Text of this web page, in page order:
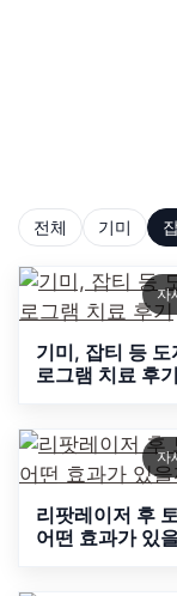
전체 기미
자
기미, 잡티 등 도
로그램 치료 후기
자
리팟레이저 후
어떤 효과가 있